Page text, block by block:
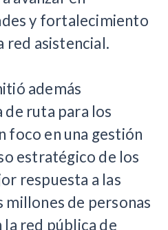
y fortalecimiento
red asistencial.
además
de ruta para los
foco en una gestión
estratégico de los
respuesta a las
millones de personas
la red pública de